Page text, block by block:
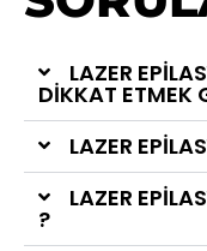
LAZER
DIKKAT ETMEK
LAZER
LAZER
?